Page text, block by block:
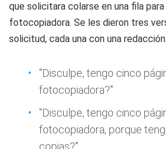
que solicitara colarse en una fila para
fotocopiadora. Se les dieron tres
solicitud, cada una con una
"Disculpe, tengo cinco
fotocopiadora?"
"Disculpe, tengo cinco
fotocopiadora, porque
copias?"